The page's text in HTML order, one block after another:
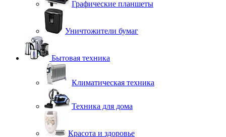
Графические планшеты
Уничтожители бумаг
Бытовая техника
Климатическая техника
Техника для дома
Красота и здоровье